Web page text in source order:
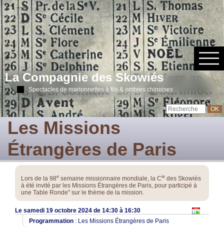
La Compagnie des Skowiés
Spectacles de marionnettes à fils & ombres chinoises
Les Missions
Étrangères de Paris
Lors de la 98e semaine missionnaire mondiale, la Cie des Skowiés
à été invité par les Missions Étrangères de Paris, pour participé à
une Table Ronde" sur le thème de la mission.
Le samedi 19 octobre 2024 de 14:30 à 16:30
Programmation: Les Missions Étrangères de Paris